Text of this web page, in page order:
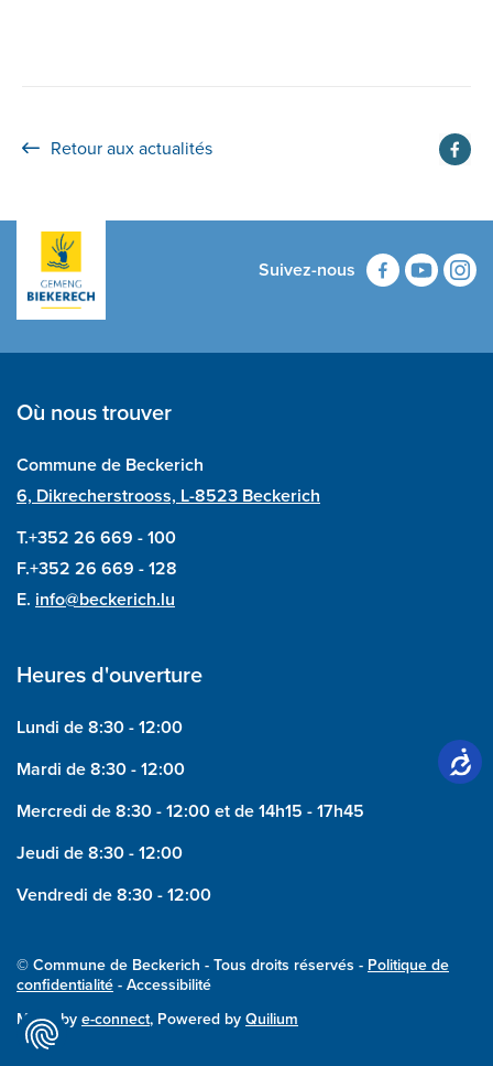
Retour aux actualités
Suivez-nous
Où nous trouver
Commune de Beckerich
6, Dikrecherstrooss, L-8523 Beckerich
T.+352 26 669 - 100
F.+352 26 669 - 128
E. info@beckerich.lu
Heures d'ouverture
Lundi de 8:30 - 12:00
Mardi de 8:30 - 12:00
Mercredi de 8:30 - 12:00 et de 14h15 - 17h45
Jeudi de 8:30 - 12:00
Vendredi de 8:30 - 12:00
© Commune de Beckerich - Tous droits réservés - Politique de
confidentialité - Accessibilité
Made by e-connect, Powered by Quilium